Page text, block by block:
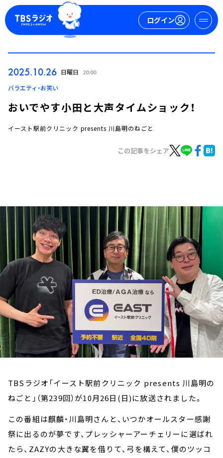
ログイン
ログイン
トピックス
TBS Podcast
お知らせ
イベント・グッズ
YouTube
会社情報
2025.10.26 日曜日 20:00
バラエティ・お笑い
おいでやす小田と大声タイムショック！
イースト駅前クリニック presents 川島明のねごと
この記事をシェア
TBSラジオ「イースト駅前クリニック presents 川島明の
ねごと」（第239回）が10月26日(日)に放送されました。
この番組は麒麟・川島明さんと、いつかオールスター感謝
祭に出るのが夢です、プレッシャーアーチェリーに選ばれ
たら、ZAZYの大きな翼を借りて、弓を構えて、僕のツッコ